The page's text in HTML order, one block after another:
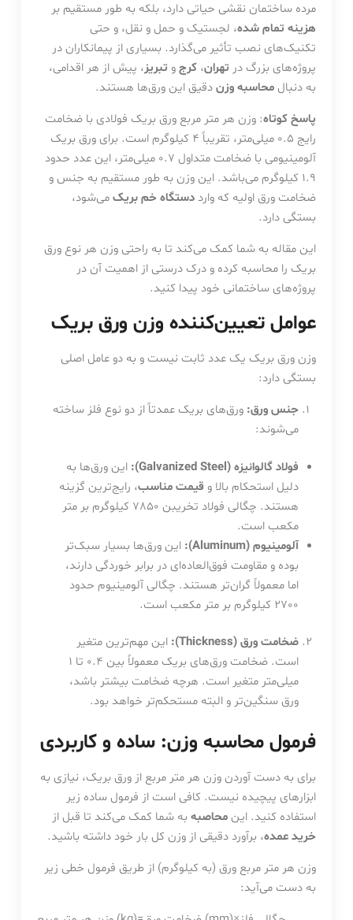
مرده ساختمان نقشی حیاتی دارد، بلکه به طور مستقیم بر
هزینه تمام شده، لجستیک و حمل و نقل، و حتی
تکنیک‌های نصب تأثیر می‌گذارد. بسیاری از پیمانکاران در
پروژه‌های بزرگ در تهران، کرجو تبریز، پیش از هر اقدامی،
به دنبال محاسبه وزندقیق این ورق‌ها هستند.
پاسخ کوتاه: وزن هر متر مربع ورق بریک فولادی با ضخامت
رایج 0.5 میلی‌متر، تقریباً 4 کیلوگرم است. برای ورق بریک
آلومینیومی با ضخامت متداول 0.7 میلی‌متر، این عدد حدود
1.9 کیلوگرم می‌باشد. این وزن به طور مستقیم به جنس و
ضخامت ورق اولیه که وارد دستگاه خم بریکمی‌شود،
بستگی دارد.
این مقاله به شما کمک می‌کند تا به راحتی وزن هر نوع ورق
بریک را محاسبه کرده و درک درستی از اهمیت آن در
پروژه‌های ساختمانی خود پیدا کنید.
عوامل تعیین‌کننده وزن ورق بریک
وزن ورق بریک یک عدد ثابت نیست و به دو عامل اصلی
بستگی دارد:
جنس ورق: ورق‌های بریک عمدتاً از دو نوع فلز ساخته
می‌شوند:
فولاد گالوانیزه (Galvanized Steel):
این ورق‌ها به
دلیل استحکام بالا و قیمت مناسب، رایج‌ترین گزینه
هستند. چگالی فولاد تخریبن 7850 کیلوگرم بر متر
مکعب است.
آلومینیوم (Aluminum):
این ورق‌ها بسیار سبک‌تر
بوده و مقاومت فوق‌العاده‌ای در برابر خوردگی دارند،
اما معمولاً گران‌تر هستند. چگالی آلومینیوم حدود
2700 کیلوگرم بر متر مکعب است.
ضخامت ورق (Thickness):
این مهم‌ترین متغیر
است. ضخامت ورق‌های بریک معمولاً بین 0.4 تا 1
میلی‌متر متغیر است. هرچه ضخامت بیشتر باشد،
ورق سنگین‌تر و البته مستحکم‌تر خواهد بود.
فرمول محاسبه وزن: ساده و کاربردی
برای به دست آوردن وزن هر متر مربع از ورق بریک، نیازی به
ابزارهای پیچیده نیست. کافی است از فرمول ساده زیر
استفاده کنید. این محاصبهبه شما کمک می‌کند تا قبل از
خرید عمده، برآورد دقیقی از وزن کل بار خود داشته باشید.
وزن هر متر مربع ورق (به کیلوگرم) از طریق فرمول خطی زیر
به دست می‌آید: